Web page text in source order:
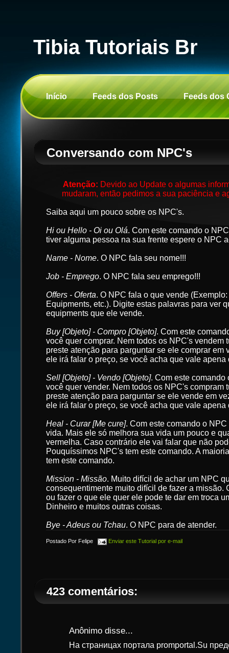
Tibia Tutoriais Br
Início Feeds dos Posts Feeds dos
Conversando com NPC's
Atenção: Devido ao Update o algumas
mudaram, então pedimos a sua paciência e
Saiba aqui um pouco sobre os NPC's.
Hi ou Hello - Oi ou Olá. Com este comando o
tiver alguma pessoa na sua frente espere o NPC
Name - Nome. O NPC fala seu nome!!!
Job - Emprego. O NPC fala seu emprego!!!
Offers - Oferta. O NPC fala o que vende
Equipments, etc.). Digite estas palavras para ver
equipments que ele vende.
Buy [Objeto] - Compro [Objeto]. Com este
você quer comprar. Nem todos os NPC's vendem
preste atenção para parguntar se ele comprar em
ele irá falar o preço, se você acha que vale
Sell [Objeto] - Vendo [Objeto]. Com este comando
você quer vender. Nem todos os NPC's compram
preste atenção para parguntar se ele vende em
ele irá falar o preço, se você acha que vale
Heal - Curar [Me cure]. Com este comando o
vida. Mais ele só melhora sua vida um pouco e
vermelha. Caso contrário ele vai falar que não
Pouquíssimos NPC's tem este comando. A
tem este comando.
Mission - Missão. Muito difícil de achar um NPC
consequentimente muito difícil de fazer a missão.
ou fazer o que ele quer ele pode te dar em troca
Dinheiro e muitos outras coisas.
Bye - Adeus ou Tchau. O NPC para de atender.
Postado Por Felipe Enviar este Tutorial por e-mail
423 comentários:
Anônimo disse...
На страницах портала promportal.Su